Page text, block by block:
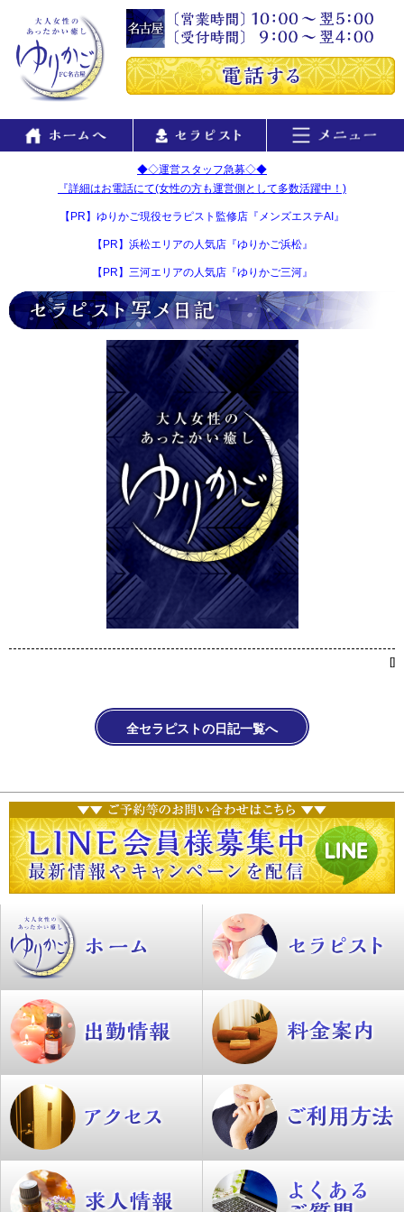
◆◇運営スタッフ急募◇◆
『詳細はお電話にて(女性の方も運営側として多数活躍中！)
【PR】ゆりかご現役セラピスト監修店『メンズエステAI』
【PR】浜松エリアの人気店『ゆりかご浜松』
【PR】三河エリアの人気店『ゆりかご三河』
[]
全セラピストの日記一覧へ